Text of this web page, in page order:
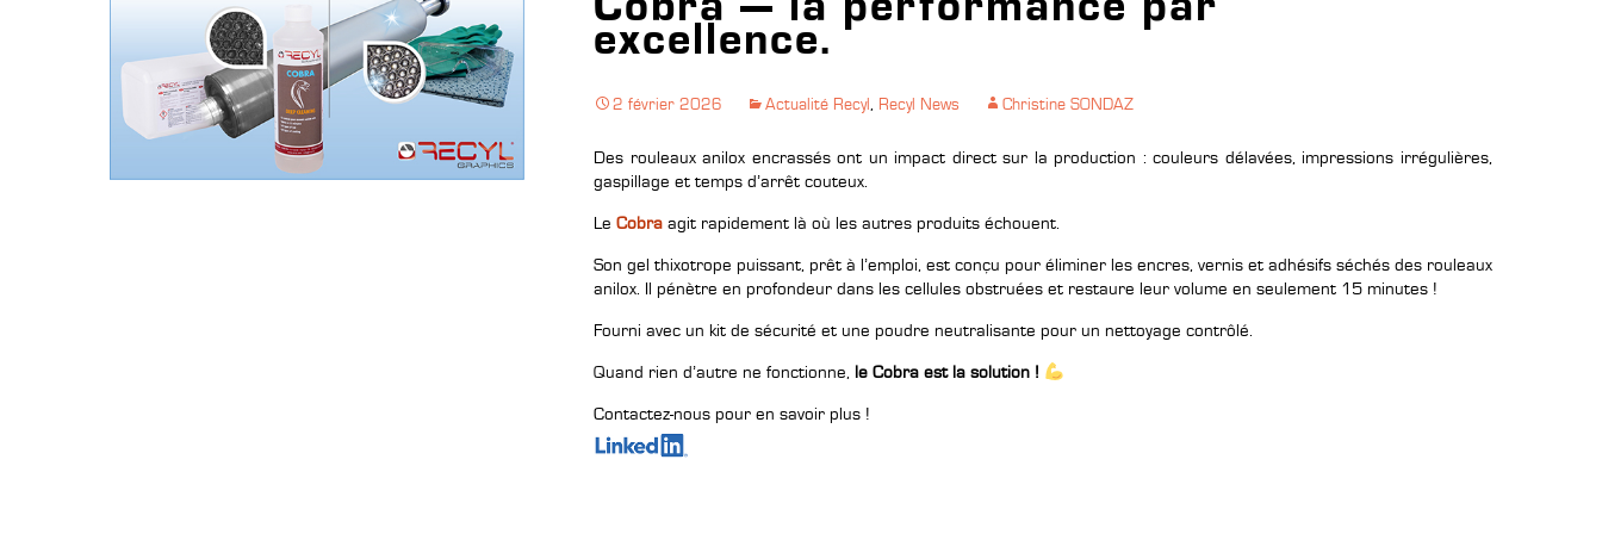
excellence.
2 février 2026 Actualité Recyl, Recyl News Christine SONDAZ
Des rouleaux anilox encrassés ont un impact direct sur la production : couleurs délavées, impressions irrégulières,
gaspillage et temps d’arrêt couteux.
Le Cobra agit rapidement là où les autres produits échouent.
Son gel thixotrope puissant, prêt à l’emploi, est conçu pour éliminer les encres, vernis et adhésifs séchés des rouleaux
anilox. Il pénètre en profondeur dans les cellules obstruées et restaure leur volume en seulement 15 minutes !
Fourni avec un kit de sécurité et une poudre neutralisante pour un nettoyage contrôlé.
Quand rien d’autre ne fonctionne, le Cobra est la solution !
Contactez-nous pour en savoir plus !